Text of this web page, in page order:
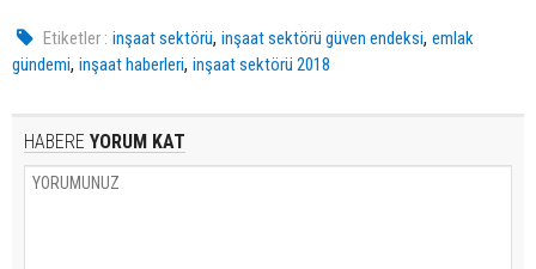
Etiketler : inşaat sektörü,inşaat sektörü güven endeksi,emlak
gündemi, inşaat haberleri, inşaat sektörü 2018
HABERE YORUM KAT